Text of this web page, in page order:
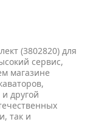
(3802820) для
сервис,
магазине
другой
так и